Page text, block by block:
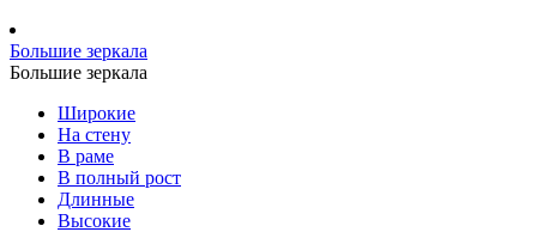
Большие зеркала
Большие зеркала
Широкие
На стену
В раме
В полный рост
Длинные
Высокие